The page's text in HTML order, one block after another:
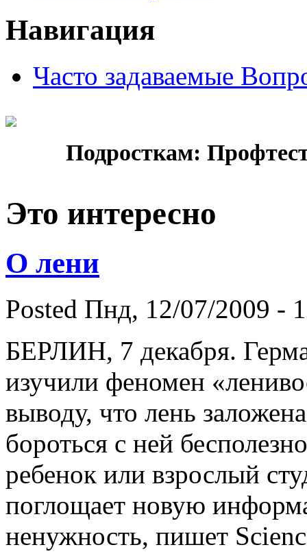
Навигация
Часто задаваемые
Подросткам:
Это интересно
О лени
Posted Пнд, 12/07/2009 -
БЕРЛИН, 7 декабря.
изучили феномен
выводу, что лень
бороться с ней
ребенок или взрослый
поглощает новую
ненужность, пишет